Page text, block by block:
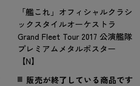
「艦これ」オフィシャルクラシ
ックスタイルオーケストラ
Grand Fleet Tour 2017 公演艦隊
プレミアムメタルポスター
【N】
販売が終了している商品です